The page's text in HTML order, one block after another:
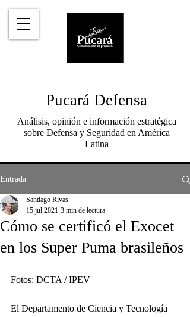
Pucará Defensa
Análisis, opinión e información estratégica
sobre Defensa y Seguridad en América
Latina
Entrada
Cómo se certificó el Exocet
en los Super Puma brasileños
Santiago Rivas
15 jul 2021 3 min de lectura
Fotos: DCTA / IPEV
El Departamento de Ciencia y Tecnología